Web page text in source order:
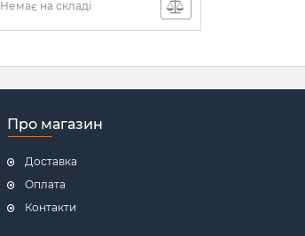
Немає на складі
Про магазин
Доставка
Оплата
Контакти